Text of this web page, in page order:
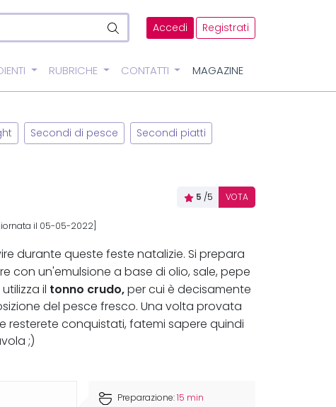
Accedi Registrati
RUBRICHE CONTATTI MAGAZINE
Secondi di pesce Secondi piatti
5 /5 VOTA
il 05-05-2022]
durante queste feste natalizie. Si prepara
con un'emulsione a base di olio, sale, pepe
il tonno crudo, per cui è decisamente
del pesce fresco. Una volta provata
resterete conquistati, fatemi sapere quindi
;)
Preparazione:15 min